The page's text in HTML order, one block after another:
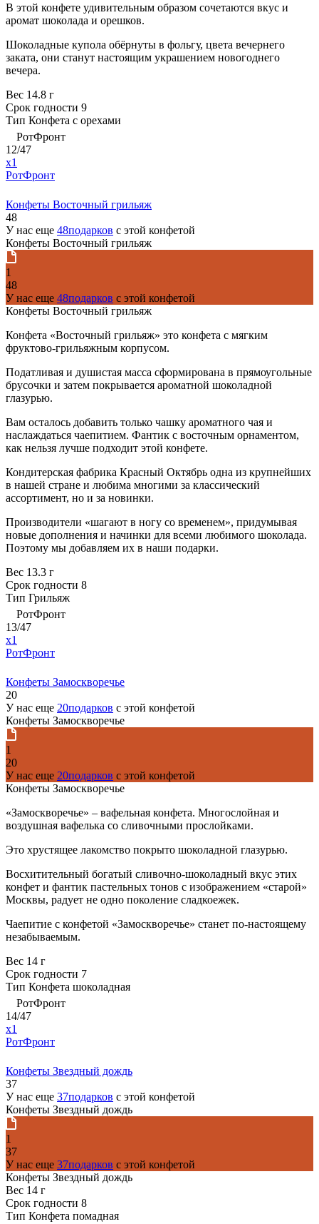
В этой конфете удивительным образом сочетаются вкус и
аромат шоколада и орешков.
Шоколадные купола обёрнуты в фольгу, цвета вечернего
заката, они станут настоящим украшением новогоднего
вечера.
Вес 14.8 г
Срок годности 9
Тип Конфета с орехами
РотФронт
12/47
x1
РотФронт
Конфеты Восточный грильяж
48
У нас еще 48подарков с этой конфетой
Конфеты Восточный грильяж
1
48
У нас еще 48подарков с этой конфетой
Конфеты Восточный грильяж
Конфета «Восточный грильяж» это конфета с мягким
фруктово-грильяжным корпусом.
Податливая и душистая масса сформирована в прямоугольные
брусочки и затем покрывается ароматной шоколадной
глазурью.
Вам осталось добавить только чашку ароматного чая и
наслаждаться чаепитием. Фантик с восточным орнаментом,
как нельзя лучше подходит этой конфете.
Кондитерская фабрика Красный Октябрь одна из крупнейших
в нашей стране и любима многими за классический
ассортимент, но и за новинки.
Производители «шагают в ногу со временем», придумывая
новые дополнения и начинки для всеми любимого шоколада.
Поэтому мы добавляем их в наши подарки.
Вес 13.3 г
Срок годности 8
Тип Грильяж
РотФронт
13/47
x1
РотФронт
Конфеты Замоскворечье
20
У нас еще 20подарков с этой конфетой
Конфеты Замоскворечье
1
20
У нас еще 20подарков с этой конфетой
Конфеты Замоскворечье
«Замоскворечье» – вафельная конфета. Многослойная и
воздушная вафелька со сливочными прослойками.
Это хрустящее лакомство покрыто шоколадной глазурью.
Восхитительный богатый сливочно-шоколадный вкус этих
конфет и фантик пастельных тонов с изображением «старой»
Москвы, радует не одно поколение сладкоежек.
Чаепитие с конфетой «Замоскворечье» станет по-настоящему
незабываемым.
Вес 14 г
Срок годности 7
Тип Конфета шоколадная
РотФронт
14/47
x1
РотФронт
Конфеты Звездный дождь
37
У нас еще 37подарков с этой конфетой
Конфеты Звездный дождь
1
37
У нас еще 37подарков с этой конфетой
Конфеты Звездный дождь
Вес 14 г
Срок годности 8
Тип Конфета помадная